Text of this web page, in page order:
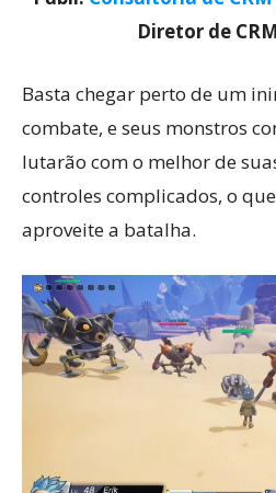
Diretor de
Basta chegar perto de um
combate, e seus monstros
lutarão com o melhor de
controles complicados, o
aproveite a batalha.